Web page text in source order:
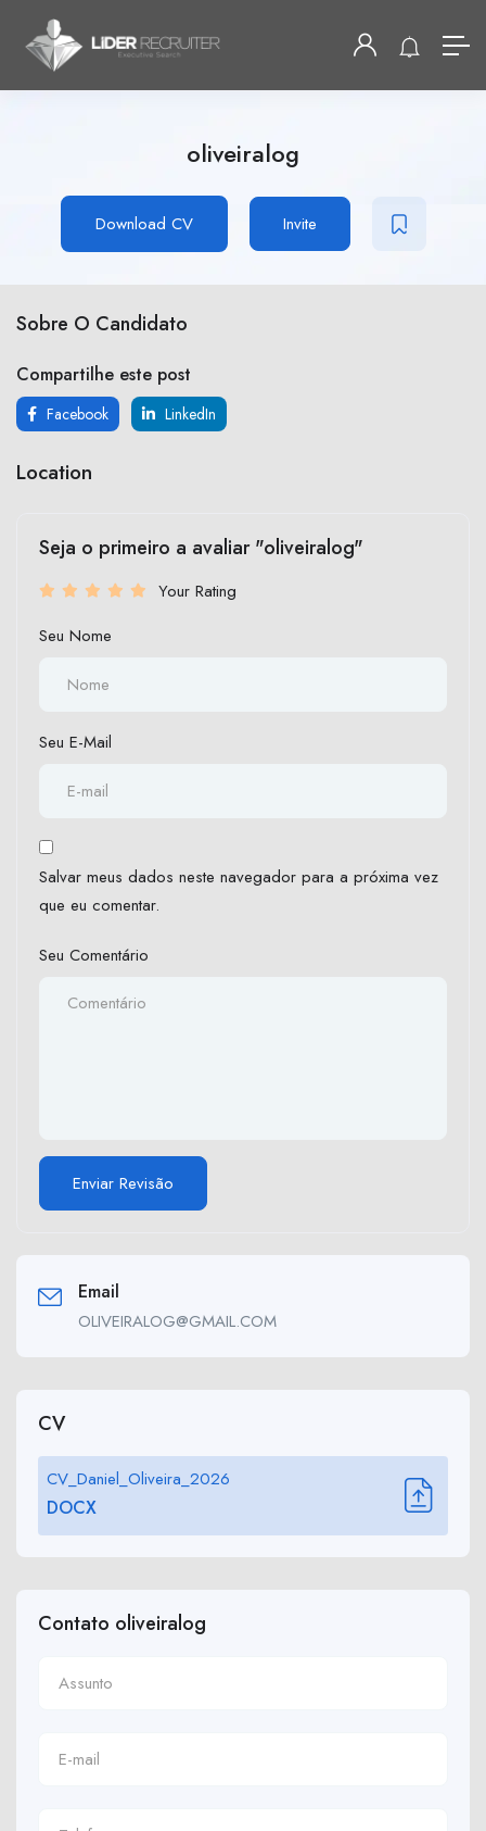
oliveiralog
Download CV Invite
Sobre O Candidato
Compartilhe este post
Facebook LinkedIn
Location
Seja o primeiro a avaliar "oliveiralog"
Your Rating
Seu Nome
Seu E-Mail
Salvar meus dados neste navegador para a próxima vez
que eu comentar.
Seu Comentário
Email
OLIVEIRALOG@GMAIL.COM
CV
CV_Daniel_Oliveira_2026
DOCX
Contato oliveiralog